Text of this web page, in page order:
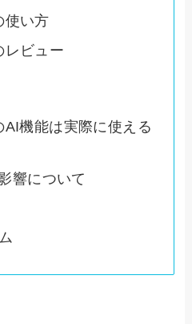
使い方
レビュー
機能は実際に使える
響について